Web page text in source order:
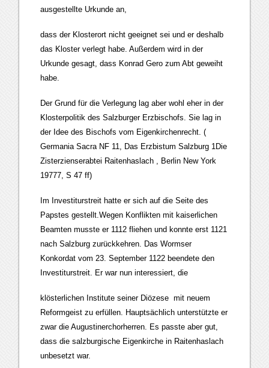
ausgestellte Urkunde an,
dass der Klosterort nicht geeignet sei und er deshalb
das Kloster verlegt habe. Außerdem wird in der
Urkunde gesagt, dass Konrad Gero zum Abt geweiht
habe.
Der Grund für die Verlegung lag aber wohl eher in der
Klosterpolitik des Salzburger Erzbischofs. Sie lag in
der Idee des Bischofs vom Eigenkirchenrecht. (
Germania Sacra NF 11, Das Erzbistum Salzburg 1Die
Zisterzienserabtei Raitenhaslach , Berlin New York
19777, S 47 ff)
Im Investiturstreit hatte er sich auf die Seite des
Papstes gestellt.Wegen Konflikten mit kaiserlichen
Beamten musste er 1112 fliehen und konnte erst 1121
nach Salzburg zurückkehren. Das Wormser
Konkordat vom 23. September 1122 beendete den
Investiturstreit. Er war nun interessiert, die
klösterlichen Institute seiner Diözese mit neuem
Reformgeist zu erfüllen. Hauptsächlich unterstützte er
zwar die Augustinerchorherren. Es passte aber gut,
dass die salzburgische Eigenkirche in Raitenhaslach
unbesetzt war.